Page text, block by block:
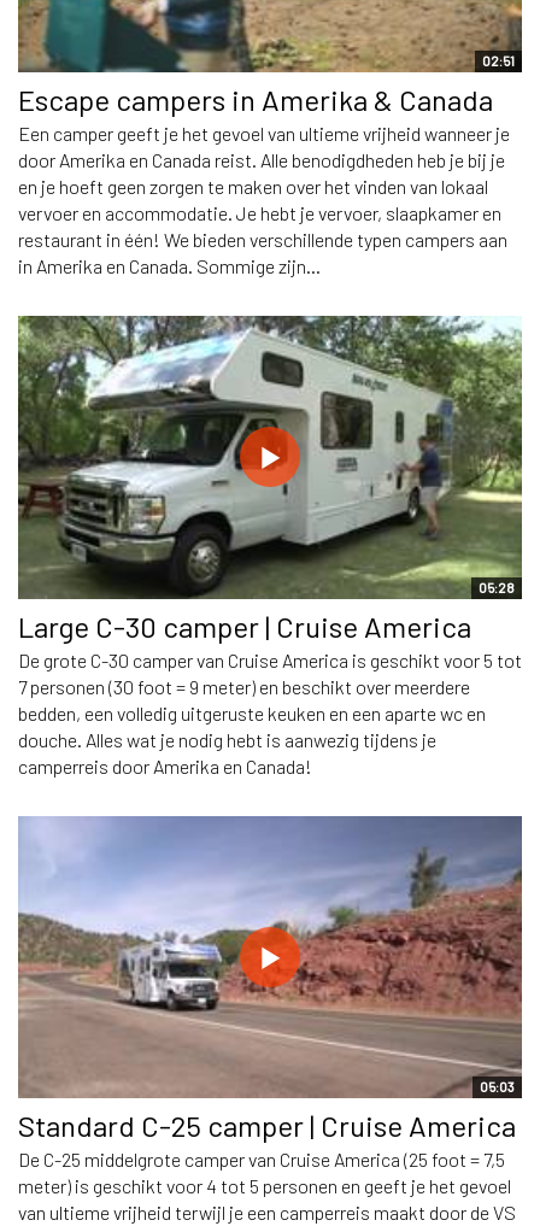
02:51
Escape campers in Amerika & Canada
Een camper geeft je het gevoel van ultieme vrijheid wanneer je
door Amerika en Canada reist. Alle benodigdheden heb je bij je
en je hoeft geen zorgen te maken over het vinden van lokaal
vervoer en accommodatie. Je hebt je vervoer, slaapkamer en
restaurant in één! We bieden verschillende typen campers aan
in Amerika en Canada. Sommige zijn...
05:28
Large C-30 camper | Cruise America
De grote C-30 camper van Cruise America is geschikt voor 5 tot
7 personen (30 foot = 9 meter) en beschikt over meerdere
bedden, een volledig uitgeruste keuken en een aparte wc en
douche. Alles wat je nodig hebt is aanwezig tijdens je
camperreis door Amerika en Canada!
05:03
Standard C-25 camper | Cruise America
De C-25 middelgrote camper van Cruise America (25 foot = 7,5
meter) is geschikt voor 4 tot 5 personen en geeft je het gevoel
van ultieme vrijheid terwijl je een camperreis maakt door de VS